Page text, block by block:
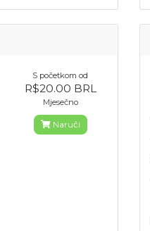
S početkom od
R$20.00 BRL
Mjesečno
Naruči